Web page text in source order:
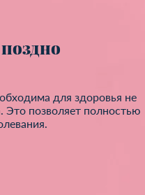
для здоровья не
Это позволяет полностью